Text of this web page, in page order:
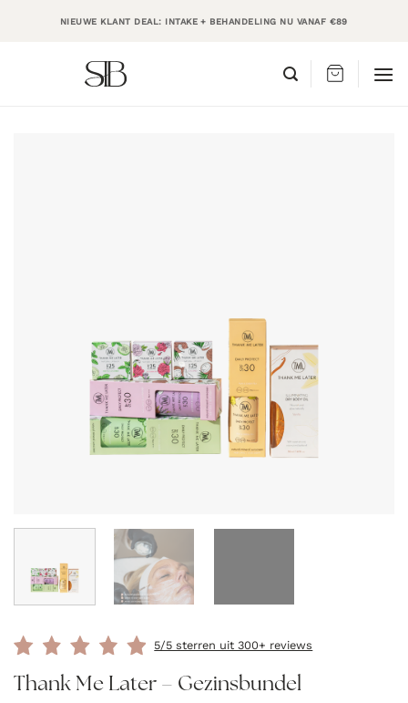
NIEUWE KLANT DEAL: INTAKE + BEHANDELING NU VANAF €89
5/5 sterren uit 300+ reviews
Thank Me Later – Gezinsbundel